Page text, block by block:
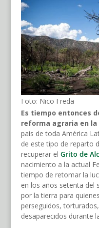
Foto: Nico Freda
Es tiempo entonces
reforma agraria en
país de toda América
de este tipo de reparto
recuperar el Grito de
nacimiento a la actual
tiempo de retomar la
en los años setenta del
por la tierra para
perseguidos,
desaparecidos durante